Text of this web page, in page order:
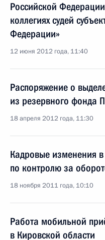
Российской
коллегиях судей
Федерации»
12 июня 2012 года, 11:40
Распоряжение о
из резервного фонда
18 апреля 2012 года, 11:30
Кадровые изменения
по контролю за
18 ноября 2011 года, 10:10
Работа мобильной
в Кировской области